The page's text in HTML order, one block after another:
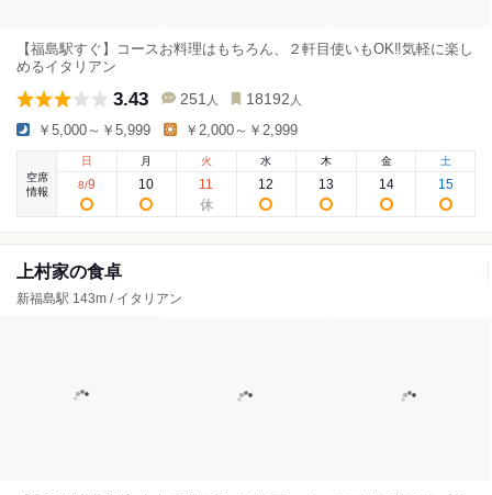
【福島駅すぐ】コースお料理はもちろん、２軒目使いもOK‼気軽に楽し
めるイタリアン
3.43 251 人 18192 人
￥5,000～￥5,999 ￥2,000～￥2,999
空席
情報
日
8/9
月
10
火
11
水
12
木
13
金
14
土
15
上村家の食卓
新福島駅 143m / イタリアン